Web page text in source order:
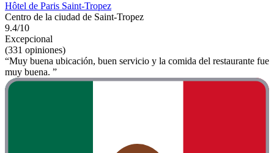
Hôtel de Paris Saint-Tropez
Centro de la ciudad de Saint-Tropez
9.4/10
Excepcional
(331 opiniones)
“Muy buena ubicación, buen servicio y la comida del restaurante fue
muy buena. ”